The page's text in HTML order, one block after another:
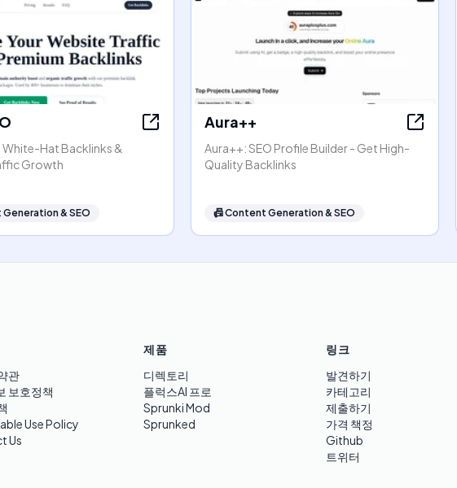
White-Hat Backlinks &
Growth
& SEO
Aura++
Aura++: SEO Profile Builder - Get High-
Quality Backlinks
📠Content Generation & SEO
관
보호정책
Use Policy
Us
제품
디렉토리
플럭스AI 프로
Sprunki Mod
Sprunked
링크
발견하기
카테고리
제출하기
가격 책정
Github
트위터